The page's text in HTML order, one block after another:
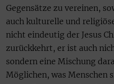
Gegensätze zu vereinen,
auch kulturelle und
nicht eindeutig der Jesus
zurückkehrt, er ist auch
sondern eine Mischung
Möglichen, was Menschen